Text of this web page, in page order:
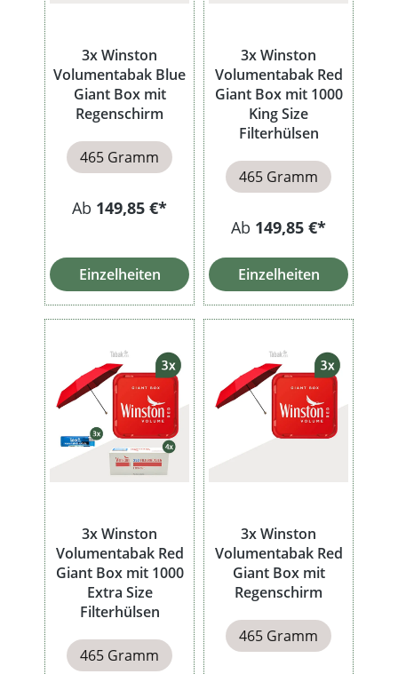
3x Winston
Volumentabak Blue
Giant Box mit
Regenschirm
465 Gramm
Ab 149,85 €*
Einzelheiten
3x Winston
Volumentabak Red
Giant Box mit 1000
King Size
Filterhülsen
465 Gramm
Ab 149,85 €*
Einzelheiten
3x Winston
Volumentabak Red
Giant Box mit 1000
Extra Size
Filterhülsen
465 Gramm
3x Winston
Volumentabak Red
Giant Box mit
Regenschirm
465 Gramm